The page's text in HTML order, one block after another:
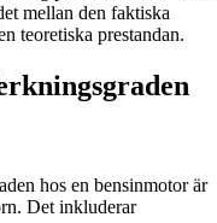
mellan den faktiska
teoretiska prestandan.
hos en bensinmotor är
Det inkluderar